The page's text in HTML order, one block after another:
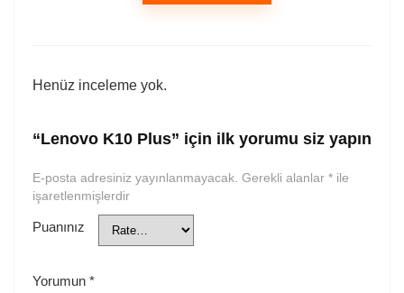
Henüz inceleme yok.
“Lenovo K10 Plus” için ilk yorumu siz yapın
E-posta adresiniz yayınlanmayacak. Gerekli alanlar * ile
işaretlenmişlerdir
Puanınız
Yorumun *